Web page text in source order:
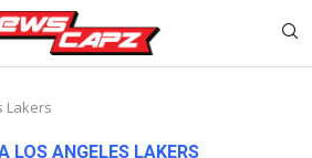
Lakers
LOS ANGELES LAKERS